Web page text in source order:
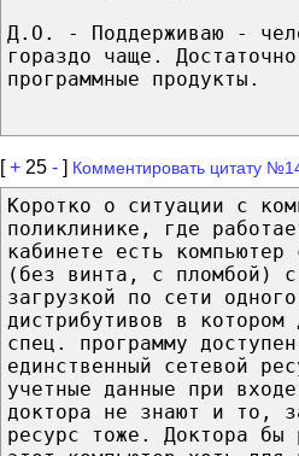
Д.О. - Поддерживаю -
гораздо чаще.
программные продукты.
[+ 25 - ] Комментировать цитату
Коротко о ситуации с
поликлинике, где
кабинете есть компьютер
(без винта, с пломбой) с
загрузкой по сети
дистрибутивов в котором
спец. программу
единственный сетевой
учетные данные при
доктора не знают и то,
ресурс тоже. Доктора бы